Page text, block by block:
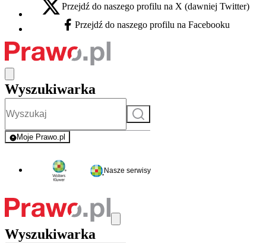
X - otwiera się w nowej karcie
Przejdź do naszego profilu na X (dawniej Twitter)
Facebook - otwiera się w nowej karcie
Przejdź do naszego profilu na Facebooku
Wyszukiwarka
Szukaj
Moje Prawo.pl
- rejestracja i logowanie do serwisu
Nasze serwisy
Wyszukiwarka